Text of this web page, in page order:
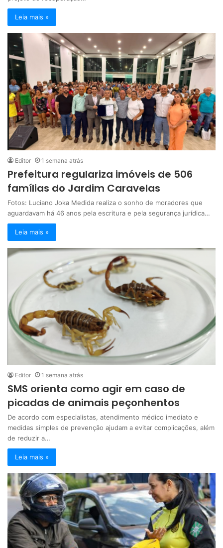
Leia mais »
Editor 1 semana atrás
Prefeitura regulariza imóveis de 506
famílias do Jardim Caravelas
Fotos: Luciano Joka Medida realiza o sonho de moradores que
aguardavam há 46 anos pela escritura e pela segurança jurídica…
Leia mais »
Editor 1 semana atrás
SMS orienta como agir em caso de
picadas de animais peçonhentos
De acordo com especialistas, atendimento médico imediato e
medidas simples de prevenção ajudam a evitar complicações, além
de reduzir a…
Leia mais »